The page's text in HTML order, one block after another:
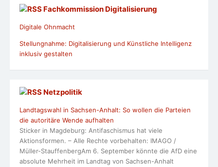
Fachkommission Digitalisierung
Digitale Ohnmacht
Stellungnahme: Digitalisierung und Künstliche Intelligenz
inklusiv gestalten
Netzpolitik
Landtagswahl in Sachsen-Anhalt: So wollen die Parteien
die autoritäre Wende aufhalten
Sticker in Magdeburg: Antifaschismus hat viele
Aktionsformen. – Alle Rechte vorbehalten: IMAGO /
Müller-StauffenbergAm 6. September könnte die AfD eine
absolute Mehrheit im Landtag von Sachsen-Anhalt